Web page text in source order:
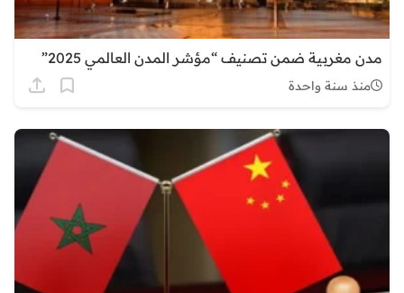
مدن مغربية ضمن تصنيف “مؤشر المدن العالمي 2025”
منذ سنة واحدة